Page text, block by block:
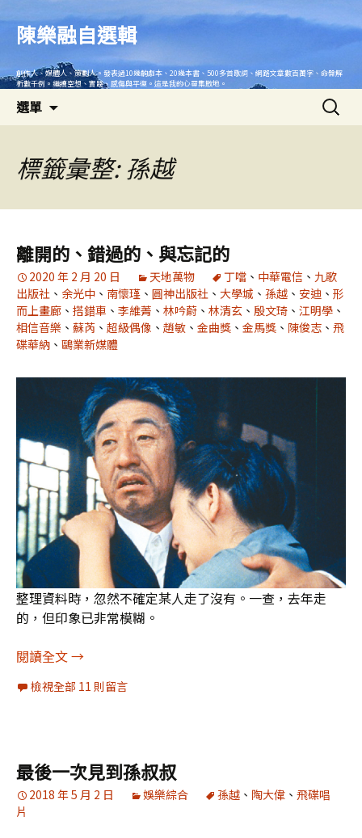
內
陳樂融自選輯
創作人、媒體人、策劃人。發表過10幾齣劇本、20幾本書、500多首歌詞、網路文章數百萬字、命盤解
析數千例。繼續空想、實踐、感傷與平復。這是我的心靈集散地。
選單
搜
尋
標籤彙整: 孫越
離開的、錯過的、與忘記的
2020 年 2 月 20 日 天地萬物 丁噹 、 中華電信 、 九歌
出版社 、 余光中 、 南懷瑾 、 圓神出版社 、 大學城 、 孫越 、 安迪 、 形
而上畫廊 、 搭錯車 、 李維菁 、 林吟蔚 、 林清玄 、 殷文琦 、 江明學 、
相信音樂 、 蘇芮 、 超級偶像 、 趙敏 、 金曲獎 、 金馬獎 、 陳俊志 、 飛
碟華納 、 鷗業新媒體
整理資料時，忽然不確定某人走了沒有。一查，去年走
的，但印象已非常模糊。
閱讀全文離開的、錯過的、與忘記的
→
檢視全部 11 則留言
最後一次見到孫叔叔
2018 年 5 月 2 日 娛樂綜合 孫越 、 陶大偉 、 飛碟唱
片